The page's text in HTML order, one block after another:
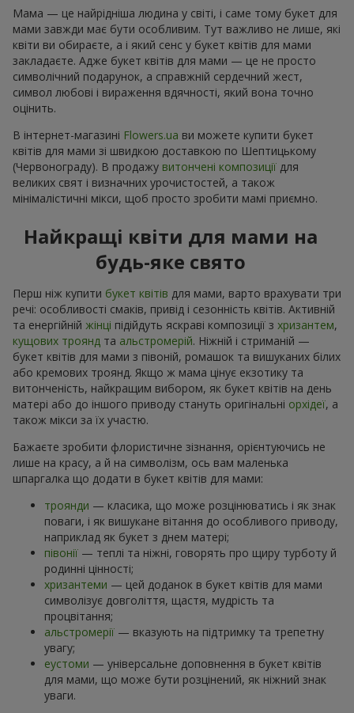
Мама — це найрідніша людина у світі, і саме тому букет для
мами завжди має бути особливим. Тут важливо не лише, які
квіти ви обираєте, а і який сенс у букет квітів для мами
закладаєте. Адже букет квітів для мами — це не просто
символічний подарунок, а справжній сердечний жест,
символ любові і вираження вдячності, який вона точно
оцінить.
В інтернет-магазині Flowers.ua ви можете купити букет
квітів для мами зі швидкою доставкою по Шептицькому
(Червонограду). В продажу витончені композиції для
великих свят і визначних урочистостей, а також
мінімалістичні мікси, щоб просто зробити мамі приємно.
Найкращі квіти для мами на
будь-яке свято
Перш ніж купити букет квітів для мами, варто врахувати три
речі: особливості смаків, привід і сезонність квітів. Активній
та енергійній жінці підійдуть яскраві композиції з хризантем,
кущових троянд та альстромерій. Ніжній і стриманій —
букет квітів для мами з півоній, ромашок та вишуканих білих
або кремових троянд. Якщо ж мама цінує екзотику та
витонченість, найкращим вибором, як букет квітів на день
матері або до іншого приводу стануть оригінальні орхідеї, а
також мікси за їх участю.
Бажаєте зробити флористичне зізнання, орієнтуючись не
лише на красу, а й на символізм, ось вам маленька
шпаргалка що додати в букет квітів для мами:
троянди — класика, що може розцінюватись і як знак
поваги, і як вишукане вітання до особливого приводу,
наприклад як букет з днем матері;
півонії — теплі та ніжні, говорять про щиру турботу й
родинні цінності;
хризантеми — цей доданок в букет квітів для мами
символізує довголіття, щастя, мудрість та
процвітання;
альстромерії — вказують на підтримку та трепетну
увагу;
еустоми — універсальне доповнення в букет квітів
для мами, що може бути розцінений, як ніжний знак
уваги.